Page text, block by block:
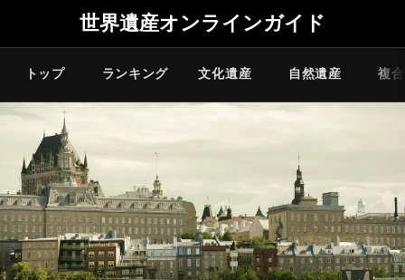
世界遺産オンラインガイド
トップ ランキング 文化遺産 自然遺産 複